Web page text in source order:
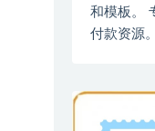
和模板。
付款资源。